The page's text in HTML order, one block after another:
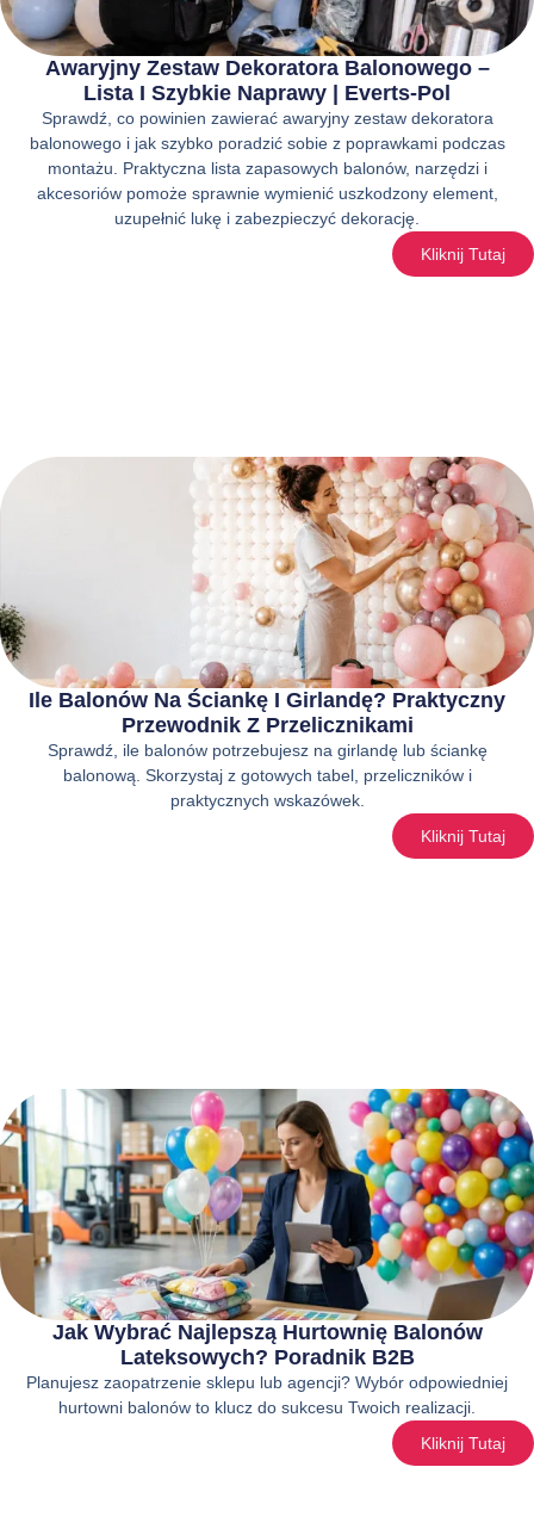
Awaryjny Zestaw Dekoratora Balonowego –
Lista I Szybkie Naprawy | Everts-Pol
Sprawdź, co powinien zawierać awaryjny zestaw dekoratora
balonowego i jak szybko poradzić sobie z poprawkami podczas
montażu. Praktyczna lista zapasowych balonów, narzędzi i
akcesoriów pomoże sprawnie wymienić uszkodzony element,
uzupełnić lukę i zabezpieczyć dekorację.
Kliknij Tutaj
Ile Balonów Na Ściankę I Girlandę? Praktyczny
Przewodnik Z Przelicznikami
Sprawdź, ile balonów potrzebujesz na girlandę lub ściankę
balonową. Skorzystaj z gotowych tabel, przeliczników i
praktycznych wskazówek.
Kliknij Tutaj
Jak Wybrać Najlepszą Hurtownię Balonów
Lateksowych? Poradnik B2B
Planujesz zaopatrzenie sklepu lub agencji? Wybór odpowiedniej
hurtowni balonów to klucz do sukcesu Twoich realizacji.
Kliknij Tutaj